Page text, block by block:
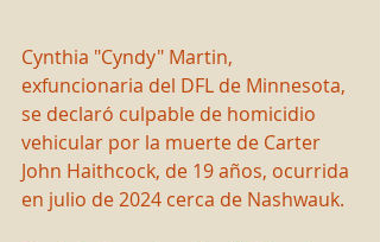
Cynthia "Cyndy" Martin,
exfuncionaria del DFL de Minnesota,
se declaró culpable de homicidio
vehicular por la muerte de Carter
John Haithcock, de 19 años, ocurrida
en julio de 2024 cerca de Nashwauk.